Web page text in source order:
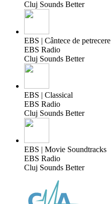
Cluj Sounds Better
EBS | Cântece de petrecere
EBS Radio
Cluj Sounds Better
EBS | Classical
EBS Radio
Cluj Sounds Better
EBS | Movie Soundtracks
EBS Radio
Cluj Sounds Better